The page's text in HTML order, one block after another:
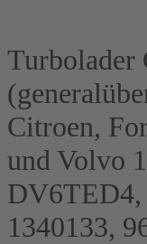
Turbolader
Citroen,
und Volvo
DV6TED4,
1340133,